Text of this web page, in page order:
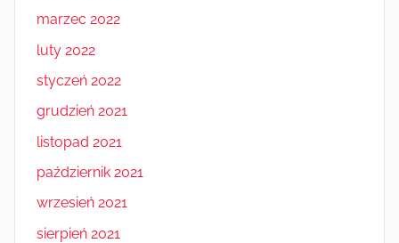
marzec 2022
luty 2022
styczeń 2022
grudzień 2021
listopad 2021
październik 2021
wrzesień 2021
sierpień 2021